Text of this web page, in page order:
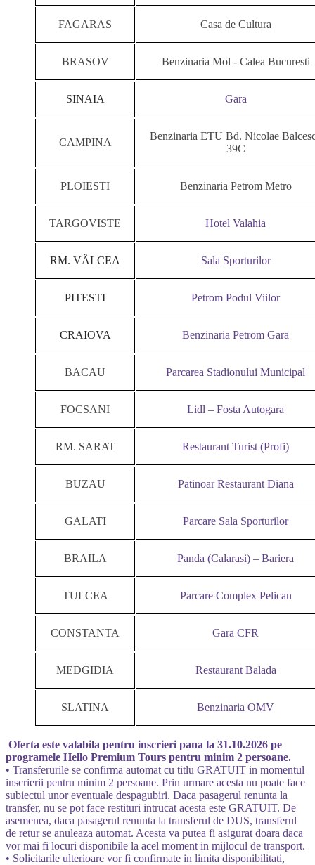
FAGARAS Casa de Cultura
BRASOV Benzinaria Mol - Calea Bucuresti
SINAIA Gara
CAMPINA
Benzinaria ETU Bd. Nicolae
39C
PLOIESTI Benzinaria Petrom Metro
TARGOVISTE Hotel Valahia
RM. VÂLCEA Sala Sporturilor
PITESTI Petrom Podul Viilor
CRAIOVA Benzinaria Petrom Gara
BACAU Parcarea Stadionului Municipal
FOCSANI Lidl – Fosta Autogara
RM. SARAT Restaurant Turist (Profi)
BUZAU Patinoar Restaurant Diana
GALATI Parcare Sala Sporturilor
BRAILA Panda (Calarasi) – Bariera
TULCEA Parcare Complex Pelican
CONSTANTA Gara CFR
MEDGIDIA Restaurant Balada
SLATINA Benzinaria OMV
Oferta este valabila pentru inscrieri pana la 31.10.2026 pe
programele Hello Premium Tours pentru minim 2 persoane.
• Transferurile se confirma automat cu titlu GRATUIT in momentul
inscrierii pentru minim 2 persoane. Prin urmare acesta nu poate face
subiectul unor eventuale despagubiri. Daca pasagerul renunta la
transfer, nu se pot face restituri intrucat acesta este GRATUIT. De
asemenea, daca pasagerul renunta la transferul de DUS, transferul
de retur se anuleaza automat. Acesta va putea fi asigurat doara daca
vor mai fi locuri disponibile la acel moment in mijlocul de transport.
• Solicitarile ulterioare vor fi confirmate in limita disponibilitati,